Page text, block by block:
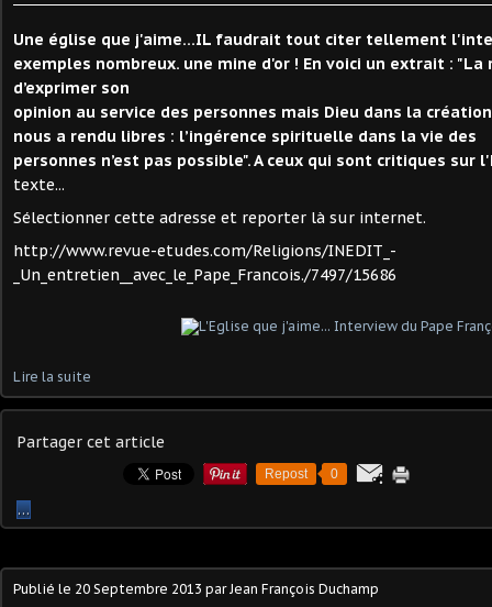
Une église que j'aime...IL faudrait tout citer tellement
exemples nombreux. une mine d'or ! En voici un extrait :
d’exprimer son
opinion au service des personnes mais Dieu dans la création
nous a rendu libres : l’ingérence spirituelle dans la vie des
personnes n’est pas possible". A ceux qui sont critiques sur
texte...
Sélectionner cette adresse et reporter là sur internet.
http://www.revue-etudes.com/Religions/INEDIT_-
_Un_entretien__avec_le_Pape_Francois./7497/15686
Lire la suite
Partager cet article
Repost 0
…
Publié le 20 Septembre 2013 par Jean François Duchamp